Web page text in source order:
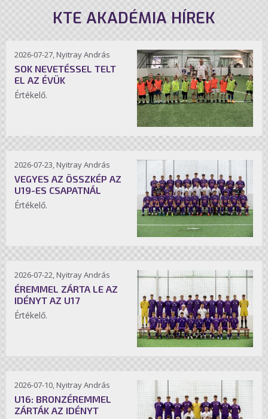
KTE AKADÉMIA HÍREK
2026-07-27, Nyitray András
SOK NEVETÉSSEL TELT
EL AZ ÉVÜK
Értékelő.
2026-07-23, Nyitray András
VEGYES AZ ÖSSZKÉP AZ
U19-ES CSAPATNÁL
Értékelő.
2026-07-22, Nyitray András
ÉREMMEL ZÁRTA LE AZ
IDÉNYT AZ U17
Értékelő.
2026-07-10, Nyitray András
U16: BRONZÉREMMEL
ZÁRTÁK AZ IDÉNYT